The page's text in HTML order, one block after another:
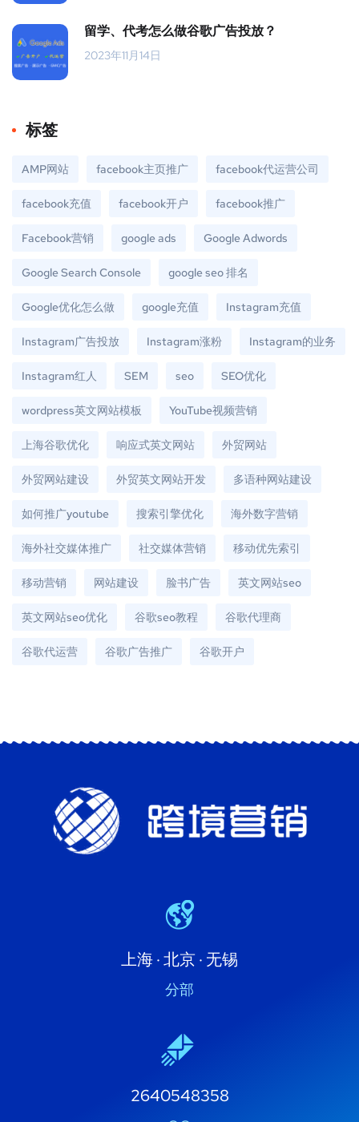
留学、代考怎么做谷歌广告投放？
2023年11月14日
标签
AMP网站 facebook主页推广 facebook代运营公司
facebook充值 facebook开户 facebook推广
Facebook营销 google ads Google Adwords
Google Search Console google seo 排名
Google优化怎么做 google充值 Instagram充值
Instagram广告投放 Instagram涨粉 Instagram的业务
Instagram红人 SEM seo SEO优化
wordpress英文网站模板 YouTube视频营销
上海谷歌优化 响应式英文网站 外贸网站
外贸网站建设 外贸英文网站开发 多语种网站建设
如何推广youtube 搜索引擎优化 海外数字营销
海外社交媒体推广 社交媒体营销 移动优先索引
移动营销 网站建设 脸书广告 英文网站seo
英文网站seo优化 谷歌seo教程 谷歌代理商
谷歌代运营 谷歌广告推广 谷歌开户
上海 · 北京 · 无锡
分部
2640548358